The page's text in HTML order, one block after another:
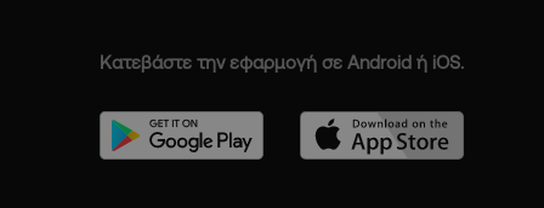
Κατεβάστε την εφαρμογή σε Android ή iOS.